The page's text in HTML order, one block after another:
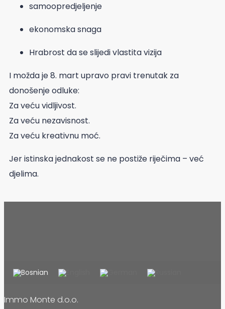
samoopredjeljenje
ekonomska snaga
Hrabrost da se slijedi vlastita vizija
I možda je 8. mart upravo pravi trenutak za
donošenje odluke:
Za veću vidljivost.
Za veću nezavisnost.
Za veću kreativnu moć.
Jer istinska jednakost se ne postiže riječima – već
djelima.
Immo Monte d.o.o.